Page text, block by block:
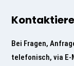
Bei Fragen,
telefonisch, via E-